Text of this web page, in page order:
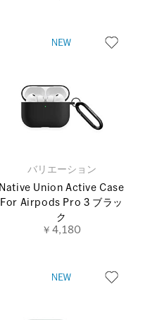
バリエーション
Native Union Active Case
For Airpods Pro 3 ブラッ
ク
￥4,180